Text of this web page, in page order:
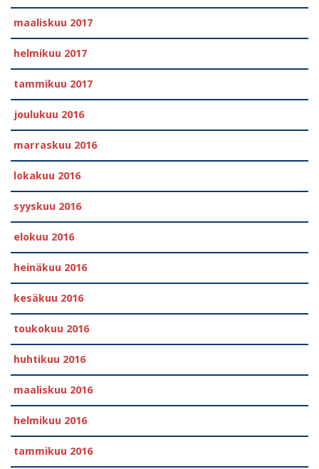
maaliskuu 2017
helmikuu 2017
tammikuu 2017
joulukuu 2016
marraskuu 2016
lokakuu 2016
syyskuu 2016
elokuu 2016
heinäkuu 2016
kesäkuu 2016
toukokuu 2016
huhtikuu 2016
maaliskuu 2016
helmikuu 2016
tammikuu 2016